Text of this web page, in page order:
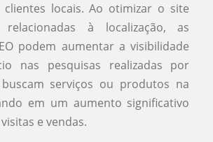
clientes locais. Ao otimizar o site
à localização, as
podem aumentar a visibilidade
nas pesquisas realizadas por
serviços ou produtos na
em um aumento significativo
e vendas.